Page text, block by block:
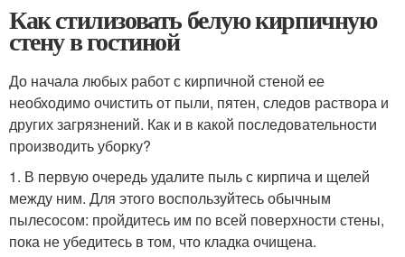
Как стилизовать белую кирпичную
стену в гостиной
До начала любых работ с кирпичной стеной ее
необходимо очистить от пыли, пятен, следов раствора и
других загрязнений. Как и в какой последовательности
производить уборку?
1. В первую очередь удалите пыль с кирпича и щелей
между ним. Для этого воспользуйтесь обычным
пылесосом: пройдитесь им по всей поверхности стены,
пока не убедитесь в том, что кладка очищена.